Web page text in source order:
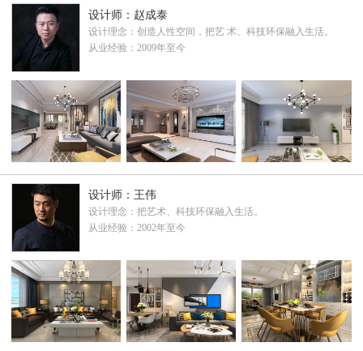
设计师：赵成泰
设计理念：创造人性空间，把艺 术、科技环保融入生活。
从业经验：2009年至今
设计师：王伟
设计理念：把艺术、科技环保融入生活。
从业经验：2002年至今